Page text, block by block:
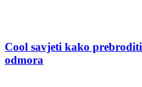
Cool savjeti kako
odmora